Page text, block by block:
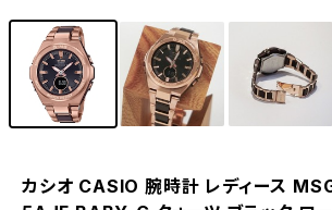
カシオ CASIO 腕時計 レディース